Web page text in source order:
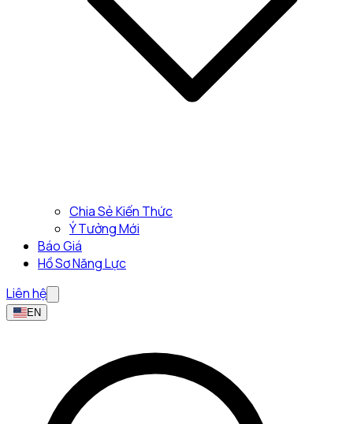
Chia Sẻ Kiến Thức
Ý Tưởng Mới
Báo Giá
Hồ Sơ Năng Lực
Liên hệ
EN